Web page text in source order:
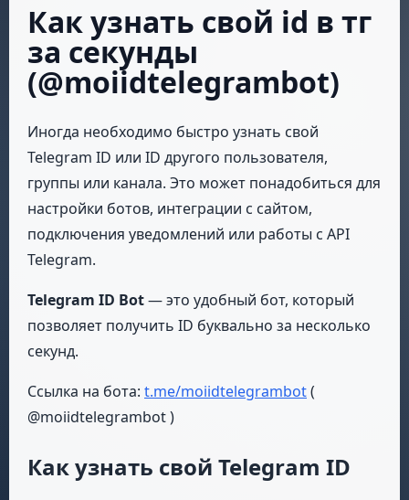
Как узнать свой id в тг
за секунды
(@moiidtelegrambot)
Иногда необходимо быстро узнать свой
Telegram ID или ID другого пользователя,
группы или канала. Это может понадобиться для
настройки ботов, интеграции с сайтом,
подключения уведомлений или работы с API
Telegram.
Telegram ID Bot— это удобный бот, который
позволяет получить ID буквально за несколько
секунд.
Ссылка на бота: t.me/moiidtelegrambot(
@moiidtelegrambot )
Как узнать свой Telegram ID